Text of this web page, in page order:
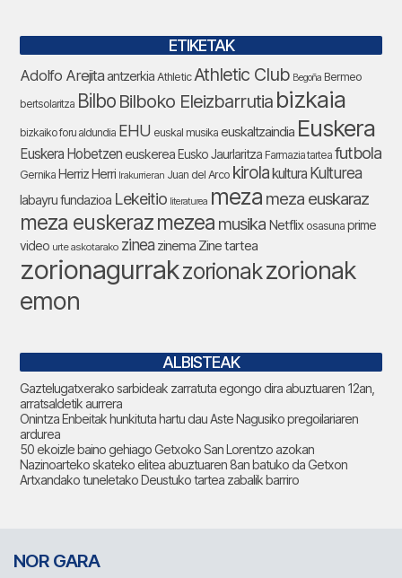
ETIKETAK
Adolfo Arejitaantzerkia Athletic Athletic Club Begoña Bermeo
bertsolaritza Bilbo Bilboko Eleizbarrutia bizkaia
bizkaiko foru aldundia EHU euskal musika euskaltzaindia Euskera
Euskera Hobetzeneuskerea Eusko Jaurlaritza Farmazia tartea futbola
Gernika Herriz Herri Irakurrieran Juan del Arco kirolakultura Kulturea
labayru fundazioa Lekeitio literaturea meza meza euskaraz
meza euskerazmezea musika Netflix osasuna prime
video urte askotarako zinea zinema Zine tartea
zorionagurrakzorionakzorionak
emon
ALBISTEAK
Gaztelugatxerako sarbideak zarratuta egongo dira abuztuaren 12an,
arratsaldetik aurrera
Onintza Enbeitak hunkituta hartu dau Aste Nagusiko pregoilariaren
ardurea
50 ekoizle baino gehiago Getxoko San Lorentzo azokan
Nazinoarteko skateko elitea abuztuaren 8an batuko da Getxon
Artxandako tuneletako Deustuko tartea zabalik barriro
NOR GARA